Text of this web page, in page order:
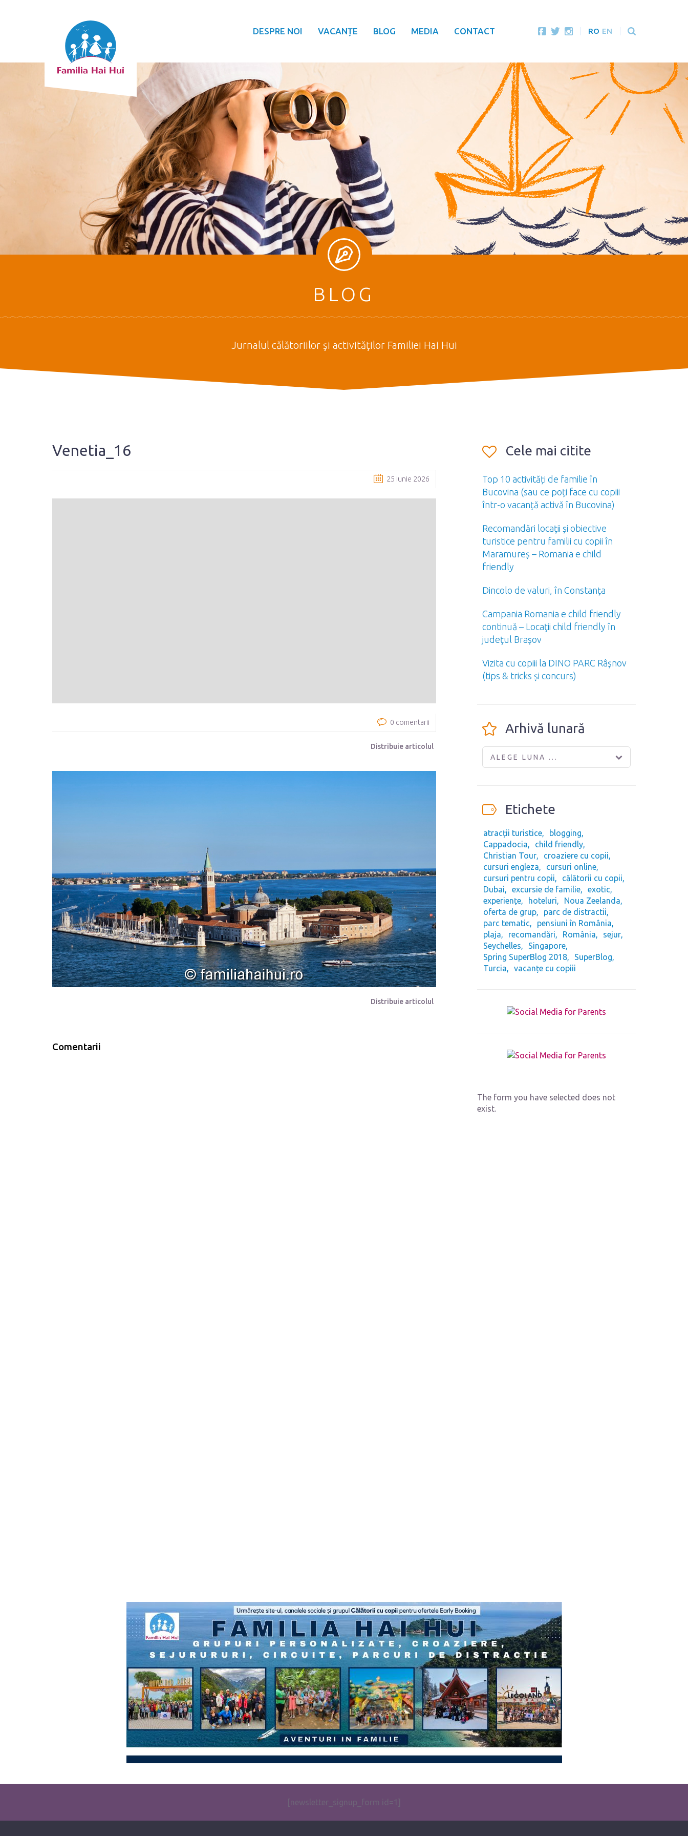
DESPRE NOI VACANȚE BLOG MEDIA CONTACT RO EN
BLOG
Jurnalul călătoriilor şi activităţilor Familiei Hai Hui
Venetia_16
25 iunie 2026
0 comentarii
Distribuie articolul
Distribuie articolul
Comentarii
Cele mai citite
Top 10 activități de familie în
Bucovina (sau ce poți face cu copiii
într-o vacanță activă în Bucovina)
Recomandări locaţii și obiective
turistice pentru familii cu copii în
Maramureș – Romania e child
friendly
Dincolo de valuri, în Constanţa
Campania Romania e child friendly
continuă – Locaţii child friendly în
judeţul Braşov
Vizita cu copiii la DINO PARC Râşnov
(tips & tricks și concurs)
Arhivă lunară
ALEGE LUNA ...
Etichete
atracții turistice
blogging
Cappadocia
child friendly
Christian Tour
croaziere cu copii
cursuri engleza
cursuri online
cursuri pentru copii
călătorii cu copii
Dubai
excursie de familie
exotic
experiențe
hoteluri
Noua Zeelanda
oferta de grup
parc de distractii
parc tematic
pensiuni în România
plaja
recomandări România
sejur
Seychelles
Singapore
Spring SuperBlog 2018
SuperBlog
Turcia
vacanțe cu copiii
The form you have selected does not
exist.
[newsletter_signup_form id=1]